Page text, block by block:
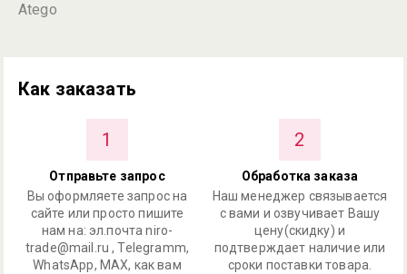
Atego
Как заказать
1
Отправьте запрос
Вы оформляете запрос на
сайте или просто пишите
нам на: эл.почта niro-
trade@mail.ru , Telegramm,
WhatsApp, MAX, как вам
2
Обработка заказа
Наш менеджер связывается
с вами и озвучивает Вашу
цену(скидку) и
подтверждает наличие или
сроки поставки товара.